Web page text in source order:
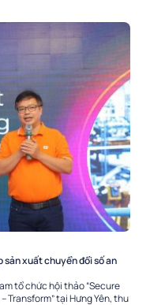
sản xuất chuyển đổi số an
tổ chức hội thảo “Secure
tại Hưng Yên, thu